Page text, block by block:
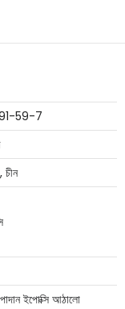
59-7
চীন
ইপোক্সি আঠালো